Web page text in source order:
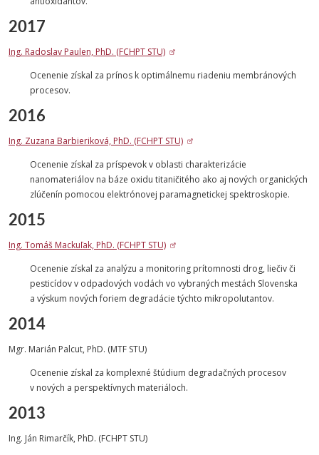
2017
Ing. Radoslav Paulen, PhD. (FCHPT STU)
Ocenenie získal za prínos k optimálnemu riadeniu membránových
procesov.
2016
Ing. Zuzana Barbieriková, PhD. (FCHPT STU)
Ocenenie získal za príspevok v oblasti charakterizácie
nanomateriálov na báze oxidu titaničitého ako aj nových organických
zlúčenín pomocou elektrónovej paramagnetickej spektroskopie.
2015
Ing. Tomáš Mackuľak, PhD. (FCHPT STU)
Ocenenie získal za analýzu a monitoring prítomnosti drog, liečiv či
pesticídov v odpadových vodách vo vybraných mestách Slovenska
a výskum nových foriem degradácie týchto mikropolutantov.
2014
Mgr. Marián Palcut, PhD. (MTF STU)
Ocenenie získal za komplexné štúdium degradačných procesov
v nových a perspektívnych materiáloch.
2013
Ing. Ján Rimarčík, PhD. (FCHPT STU)